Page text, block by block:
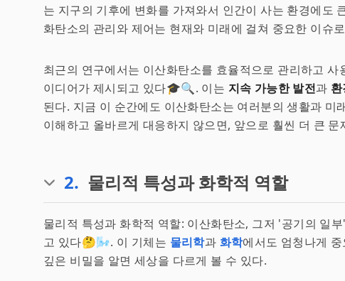
는 지구의 기후에 변화를 가져와서 인간이 사는 환경에도
화탄소의 관리와 제어는 현재와 미래에 걸쳐 중요한 이슈
최근의 연구에서는 이산화탄소를 효율적으로 관리하고
이디어가 제시되고 있다🎓🔍. 이는 지속 가능한 발전과
된다. 지금 이 순간에도 이산화탄소는 여러분의 생활과 미
이해하고 올바르게 대응하지 않으면, 앞으로 훨씬 더 큰 문
2. 물리적 특성과 화학적 역할
물리적 특성과 화학적 역할: 이산화탄소, 그저 '공기의 일
고 있다🤔🌬️. 이 기체는 물리학과 화학에서도 엄청나게
깊은 비밀을 알면 세상을 다르게 볼 수 있다.